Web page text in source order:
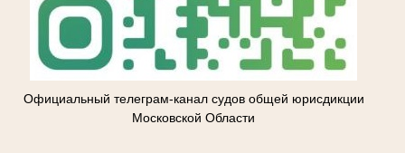
Официальный телеграм-канал судов общей юрисдикции
Московской Области